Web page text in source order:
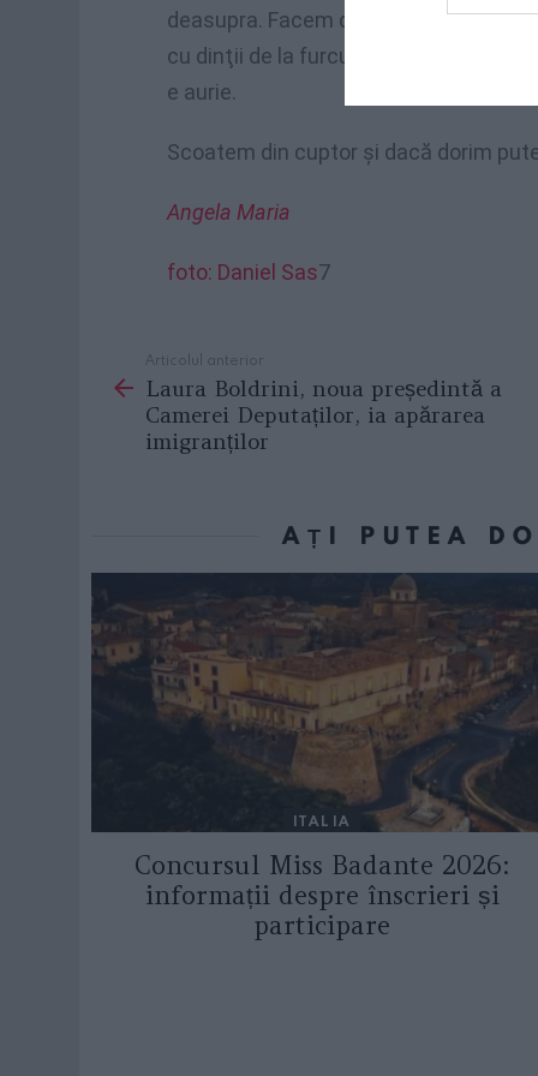
deasupra. Facem din restul aluatului
cu dinţii de la furculiţa şi dăm la
e aurie.
Scoatem din cuptor şi dacă dorim
Angela Maria
foto: Daniel Sas7
more
Articolul anterior
Laura Boldrini, noua președintă a
Camerei Deputaților, ia apărarea
imigranților
AȚI PUTEA
ITALIA
Concursul Miss Badante 2026:
informații despre înscrieri și
participare